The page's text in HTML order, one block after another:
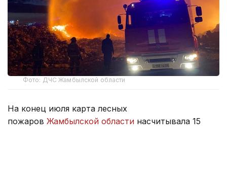
Фото: ДЧС Жамбылской области
На конец июля карта лесных
пожаров Жамбылской области насчитывала 15